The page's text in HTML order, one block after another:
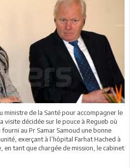
ministre de la Santé pour accompagner le
visite décidée sur le pouce à Regueb où
au Pr Samar Samoud une bonne
exerçant à l’hôpital Farhat Hached à
en tant que chargée de mission, le cabinet